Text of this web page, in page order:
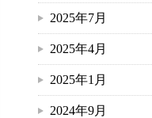
2025年7月
2025年4月
2025年1月
2024年9月